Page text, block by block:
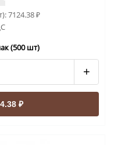
7124.38₽
(500 шт)
+
₽